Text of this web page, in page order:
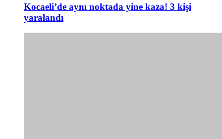
Kocaeli’de aynı noktada yine kaza! 3 kişi
yaralandı